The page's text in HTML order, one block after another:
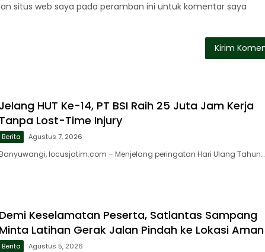
situs web saya pada peramban ini untuk komentar saya
Jelang HUT Ke-14, PT BSI Raih 25 Juta Jam Kerja
Tanpa Lost-Time Injury
Berita Agustus 7, 2026
locusjatim.com – Menjelang peringatan Hari Ulang Tahun…
Demi Keselamatan Peserta, Satlantas Sampang
Minta Latihan Gerak Jalan Pindah ke Lokasi Aman
Berita Agustus 5, 2026